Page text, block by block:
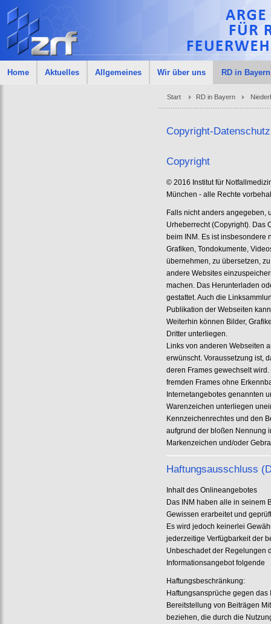
Home Aktuelles Allgemeines Wir über uns RD in Bayern
Start RD in Bayern
Copyright-Datenschutz
Copyright
© 2016 Institut für
München - alle Rechte
Falls nicht anders angegeben,
Urheberrecht (Copyright). Das
beim INM. Es ist insbesondere
Grafiken, Tondokumente,
übernehmen, zu übersetzen,
andere Websites
machen. Das Herunterladen
gestattet. Auch die
Publikation der Webseiten
Weiterhin können Bilder,
Dritter unterliegen.
Links von anderen Webseiten
erwünscht. Voraussetzung ist,
deren Frames gewechselt
fremden Frames ohne
Internetangebotes genannten
Warenzeichen unterliegen
Kennzeichenrechtes und den
aufgrund der bloßen Nennung
Markenzeichen und/oder
Haftungsausschluss
Inhalt des Onlineangebotes
Das INM haben alle in seinem
Gewissen erarbeitet und
Es wird jedoch keinerlei
jederzeitige Verfügbarkeit der
Unbeschadet der Regelungen
Informationsangebot folgende
Haftungsbeschränkung:
Haftungsansprüche gegen
Bereitstellung von Beiträgen
beziehen, die durch die